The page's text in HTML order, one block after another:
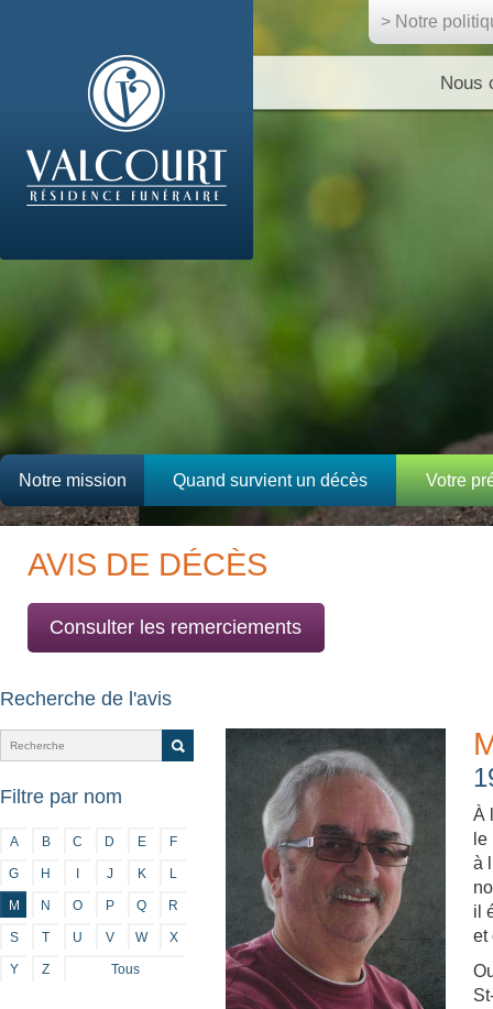
> Notre
Nous
Notre mission Quand survient un décès Votre
AVIS DE DÉCÈS
Consulter les remerciements
Recherche de l'avis
Filtre par nom
A B C D E F
G H I J K L
M N O P Q R
S T U V W X
Y Z Tous
À
à
il
et